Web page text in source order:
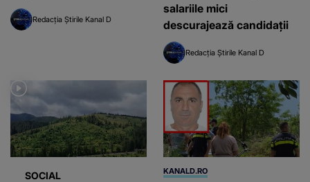
Redacția Știrile Kanal D
salariile mici
descurajează candidații
Redacția Știrile Kanal D
SOCIAL KANALD.RO